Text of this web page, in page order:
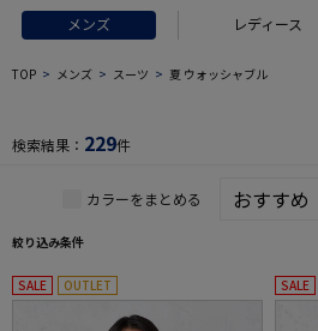
メンズ レディース
TOP メンズ スーツ 夏 ウォッシャブル
検索結果： 229件
カラーをまとめる
絞り込み条件
SALE OUTLET SALE